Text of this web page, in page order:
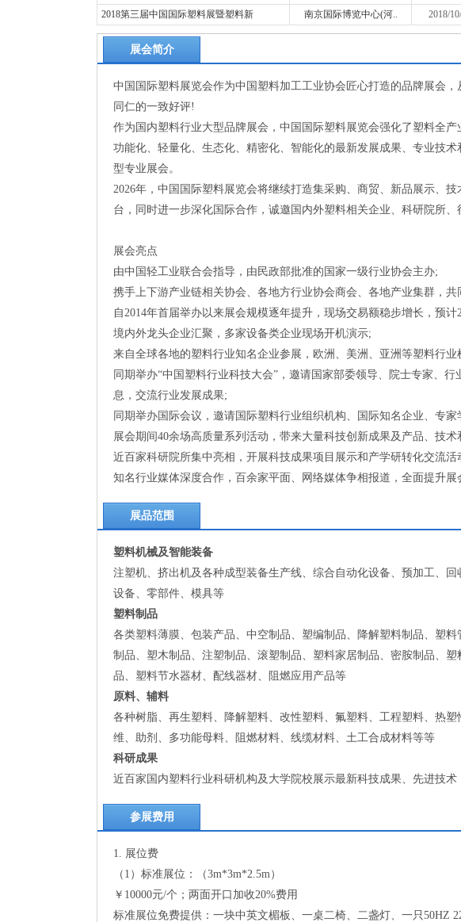
2018第三届中国国际塑料展暨塑料新
南京国际博览中心(河.. 2018/
展会简介
中国国际塑料展览会作为中国塑料加工工业协会匠心打造的品牌展会
同仁的一致好评!
作为国内塑料行业大型品牌展会，中国国际塑料展览会强化了塑料全
功能化、轻量化、生态化、精密化、智能化的最新发展成果、专业技
型专业展会。
2026年，中国国际塑料展览会将继续打造集采购、商贸、新品展示、
台，同时进一步深化国际合作，诚邀国内外塑料相关企业、科研院所
展会亮点
由中国轻工业联合会指导，由民政部批准的国家一级行业协会主办;
携手上下游产业链相关协会、各地方行业协会商会、各地产业集群，
自2014年首届举办以来展会规模逐年提升，现场交易额稳步增长，预
境内外龙头企业汇聚，多家设备类企业现场开机演示;
来自全球各地的塑料行业知名企业参展，欧洲、美洲、亚洲等塑料行
同期举办“中国塑料行业科技大会”，邀请国家部委领导、院士专家、
息，交流行业发展成果;
同期举办国际会议，邀请国际塑料行业组织机构、国际知名企业、专
展会期间40余场高质量系列活动，带来大量科技创新成果及产品、技
近百家科研院所集中亮相，开展科技成果项目展示和产学研转化交流活
知名行业媒体深度合作，百余家平面、网络媒体争相报道，全面提升展
展品范围
塑料机械及智能装备
注塑机、挤出机及各种成型装备生产线、综合自动化设备、预加工、
设备、零部件、模具等
塑料制品
各类塑料薄膜、包装产品、中空制品、塑编制品、降解塑料制品、塑
制品、塑木制品、注塑制品、滚塑制品、塑料家居制品、密胺制品、
品、塑料节水器材、配线器材、阻燃应用产品等
原料、辅料
各种树脂、再生塑料、降解塑料、改性塑料、氟塑料、工程塑料、热
维、助剂、多功能母料、阻燃材料、线缆材料、土工合成材料等等
科研成果
近百家国内塑料行业科研机构及大学院校展示最新科技成果、先进技术
参展费用
1. 展位费
（1）标准展位：（3m*3m*2.5m）
￥10000元/个；两面开口加收20%费用
标准展位免费提供：一块中英文楣板、一桌二椅、二盏灯、一只